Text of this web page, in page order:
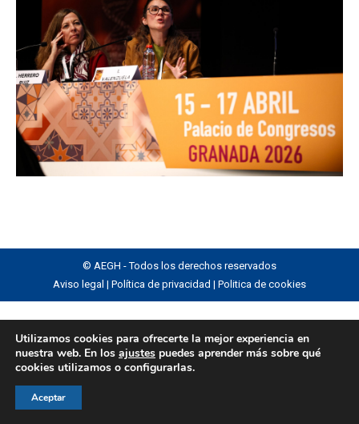
© AEGH - Todos los derechos reservados
Aviso legal | Política de privacidad | Politica de cookies
Utilizamos cookies para ofrecerte la mejor experiencia en
nuestra web. En los ajustes puedes aprender más sobre qué
cookies utilizamos o configurarlas.
Aceptar